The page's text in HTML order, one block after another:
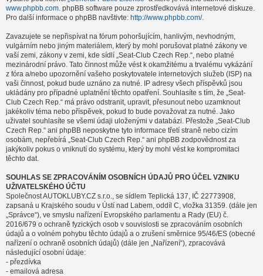
www.phpbb.com. phpBB software pouze zprostředkovává internetové diskuze.
Pro další informace o phpBB navštivte: http://www.phpbb.com/.
Zavazujete se nepřispívat na fórum pohoršujícím, hanlivým, nevhodným,
vulgárním nebo jiným materiálem, který by mohl porušovat platné zákony ve
vaší zemi, zákony v zemi, kde sídlí „Seat-Club Czech Rep.“, nebo platné
mezinárodní právo. Tato činnost může vést k okamžitému a trvalému vykázání
z fóra a/nebo upozornění vašeho poskytovatele internetových služeb (ISP) na
vaši činnost, pokud bude uznáno za nutné. IP adresy všech příspěvků jsou
ukládány pro případné uplatnění těchto opatření. Souhlasíte s tím, že „Seat-
Club Czech Rep.“ má právo odstranit, upravit, přesunout nebo uzamknout
jakékoliv téma nebo příspěvek, pokud to bude považovat za nutné. Jako
uživatel souhlasíte se všemi údaji uloženými v databázi. Přestože „Seat-Club
Czech Rep.“ ani phpBB neposkytne tyto informace třetí straně nebo cizím
osobám, nepřebírá „Seat-Club Czech Rep.“ ani phpBB zodpovědnost za
jakýkoliv pokus o vniknutí do systému, který by mohl vést ke kompromitaci
těchto dat.
SOUHLAS SE ZPRACOVÁNÍM OSOBNÍCH ÚDAJŮ PRO ÚČEL VZNIKU
UŽIVATELSKÉHO ÚČTU
Společnost AUTOKLUBY.CZ s.r.o., se sídlem Teplická 137, IČ 22773908,
zapsaná u Krajského soudu v Ústí nad Labem, oddíl C, vložka 31359. (dále jen
„Správce“), ve smyslu nařízení Evropského parlamentu a Rady (EU) č.
2016/679 o ochraně fyzických osob v souvislosti se zpracováním osobních
údajů a o volném pohybu těchto údajů a o zrušení směrnice 95/46/ES (obecné
nařízení o ochraně osobních údajů) (dále jen „Nařízení“), zpracovává
následující osobní údaje:
- přezdívka
- emailová adresa